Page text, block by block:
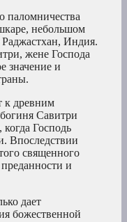
паломничества
небольшом
Индия.
жене Господа
значение и
к древним
Савитри
Господь
Впоследствии
священного
и
дает
божественной